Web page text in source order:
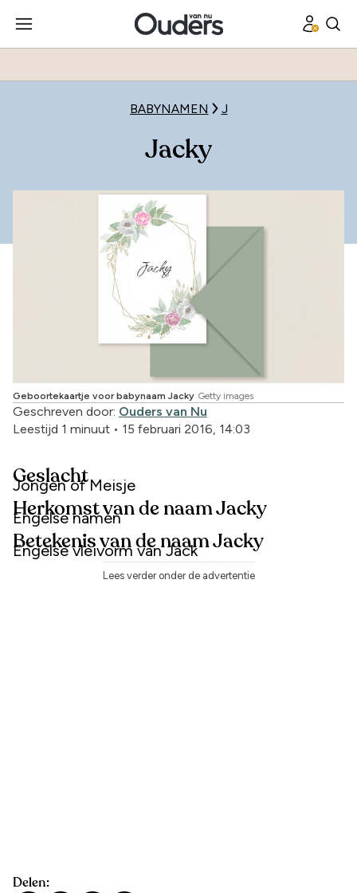
BABYNAMEN J
Jacky
Geboortekaartje voor babynaam Jacky Getty images
Geschreven door: Ouders van Nu
Leestijd 1 minuut • 15 februari 2016, 14:03
Geslacht
Jongen of Meisje
Herkomst van de naam Jacky
Engelse namen
Betekenis van de naam Jacky
Engelse vleivorm van Jack
Lees verder onder de advertentie
Delen: